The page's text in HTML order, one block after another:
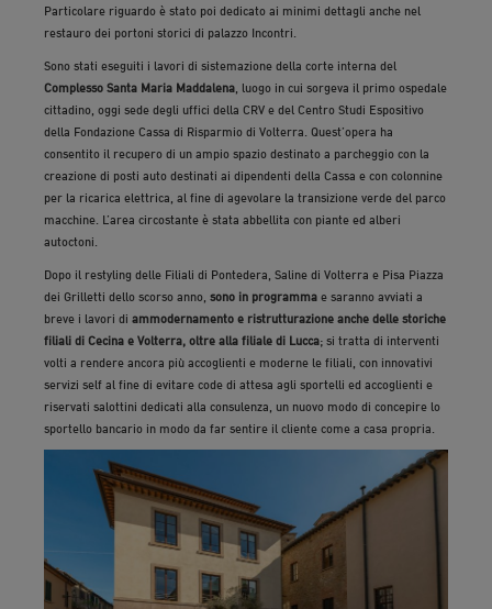
Particolare riguardo è stato poi dedicato ai minimi dettagli anche nel
restauro dei portoni storici di palazzo Incontri.
Sono stati eseguiti i lavori di sistemazione della corte interna del
Complesso Santa Maria Maddalena , luogo in cui sorgeva il primo ospedale
cittadino, oggi sede degli uffici della CRV e del Centro Studi Espositivo
della Fondazione Cassa di Risparmio di Volterra. Quest’opera ha
consentito il recupero di un ampio spazio destinato a parcheggio con la
creazione di posti auto destinati ai dipendenti della Cassa e con colonnine
per la ricarica elettrica, al fine di agevolare la transizione verde del parco
macchine. L’area circostante è stata abbellita con piante ed alberi
autoctoni.
Dopo il restyling delle Filiali di Pontedera, Saline di Volterra e Pisa Piazza
dei Grilletti dello scorso anno, sono in programmae saranno avviati a
breve i lavori di ammodernamento e ristrutturazione anche delle storiche
filiali di Cecina e Volterra, oltre alla filiale di Lucca; si tratta di interventi
volti a rendere ancora più accoglienti e moderne le filiali, con innovativi
servizi self al fine di evitare code di attesa agli sportelli ed accoglienti e
riservati salottini dedicati alla consulenza, un nuovo modo di concepire lo
sportello bancario in modo da far sentire il cliente come a casa propria.